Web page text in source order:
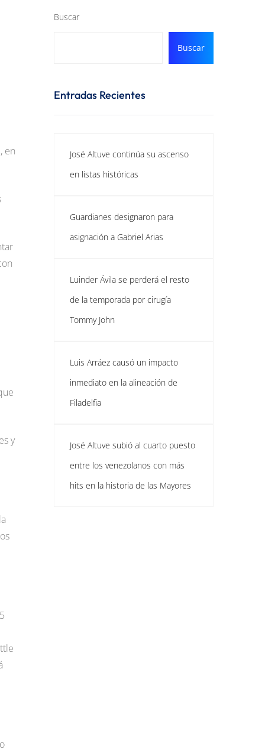
en
y
Buscar
Buscar
Entradas Recientes
José Altuve continúa su ascenso
en listas históricas
Guardianes designaron para
asignación a Gabriel Arias
Luinder Ávila se perderá el resto
de la temporada por cirugía
Tommy John
Luis Arráez causó un impacto
inmediato en la alineación de
Filadelfia
José Altuve subió al cuarto puesto
entre los venezolanos con más
hits en la historia de las Mayores